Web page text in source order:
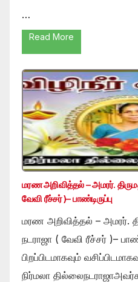
…
Read More
மரண அறிவித்தல் – அமரர்.
வேவி ரீச்சர் )– பாண்டிருப்பு
மரண அறிவித்தல் – அமரர்.
நடராஜா ( வேவி ரீச்சர் )–
பிறப்பிடமாகவும்
நிர்மலா